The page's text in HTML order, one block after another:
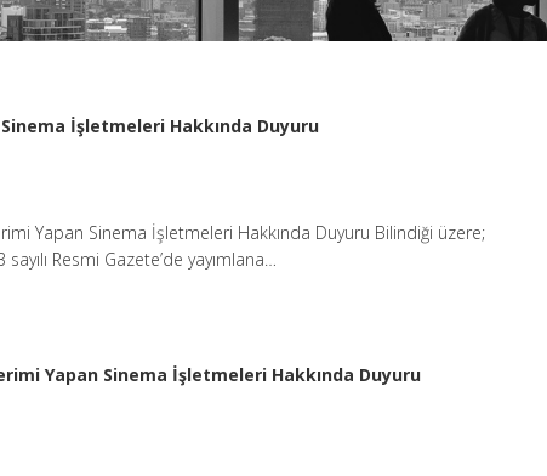
İşletmeleri Hakkında Duyuru
Yapan Sinema İşletmeleri Hakkında Duyuru Bilindiği üzere;
Resmi Gazete’de yayımlana…
Yapan Sinema İşletmeleri Hakkında Duyuru